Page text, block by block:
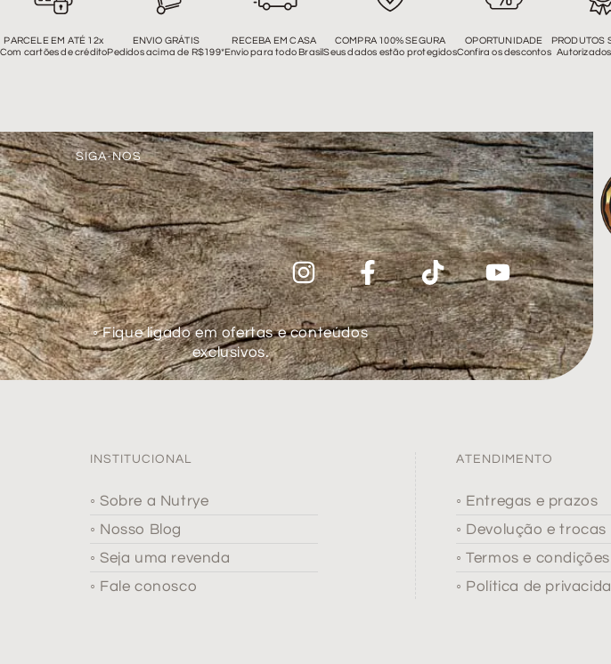
PARCELE EM ATÉ 12x
Com cartões de crédito
ENVIO GRÁTIS
Pedidos acima de R$199*
RECEBA EM CASA
Envio para todo Brasil
COMPRA 100% SEGURA
Seus dados estão protegidos
OPORTUNIDADE
Confira os descontos
PRODUTOS
SIGA-NOS
◦ Fique ligado em ofertas e conteúdos
exclusivos.
INSTITUCIONAL
◦ Sobre a Nutrye
◦ Nosso Blog
◦ Seja uma revenda
◦ Fale conosco
ATENDIMENTO
◦ Entregas e prazos
◦ Devolução e trocas
◦ Termos e condições
◦ Política de